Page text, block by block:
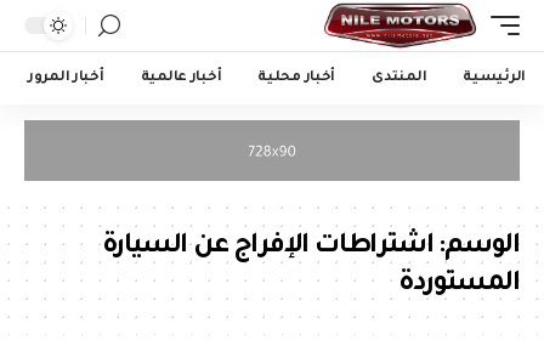
الرئيسية المنتدى أخبار محلية أخبار عالمية أخبار المرور
الوسم: اشتراطات الإفراج عن السيارة
المستوردة